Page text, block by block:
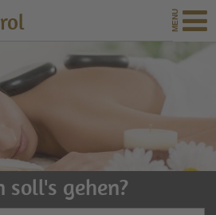
soll's gehen?